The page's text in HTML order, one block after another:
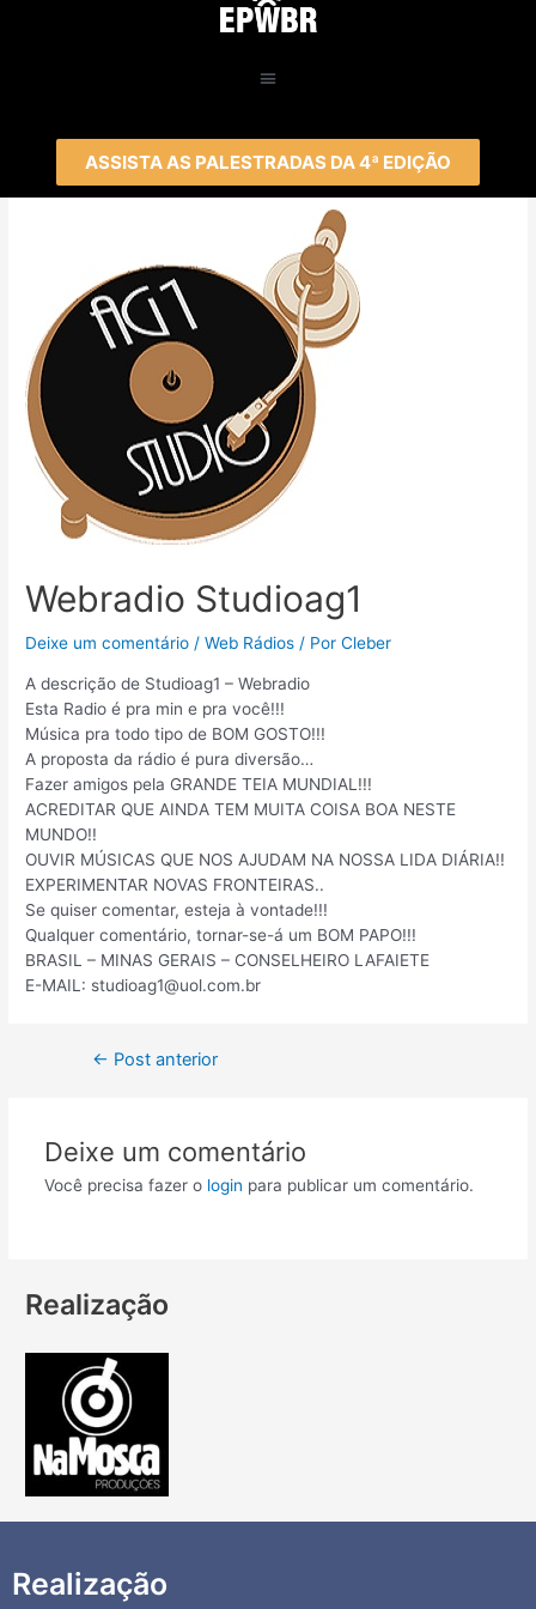
ASSISTA AS PALESTRADAS DA 4ª EDIÇÃO
Webradio Studioag1
Deixe um comentário /Web Rádios / PorCleber
A descrição de Studioag1 – Webradio
Esta Radio é pra min e pra você!!!
Música pra todo tipo de BOM GOSTO!!!
A proposta da rádio é pura diversão…
Fazer amigos pela GRANDE TEIA MUNDIAL!!!
ACREDITAR QUE AINDA TEM MUITA COISA BOA NESTE
MUNDO!!
OUVIR MÚSICAS QUE NOS AJUDAM NA NOSSA LIDA DIÁRIA!!
EXPERIMENTAR NOVAS FRONTEIRAS..
Se quiser comentar, esteja à vontade!!!
Qualquer comentário, tornar-se-á um BOM PAPO!!!
BRASIL – MINAS GERAIS – CONSELHEIRO LAFAIETE
E-MAIL: studioag1@uol.com.br
← Post anterior
Deixe um comentário
Você precisa fazer o login para publicar um comentário.
Realização
Realização